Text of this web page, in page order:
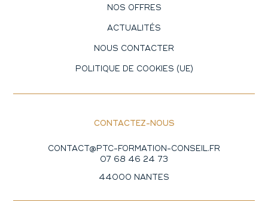
NOS OFFRES
ACTUALITÉS
NOUS CONTACTER
POLITIQUE DE COOKIES (UE)
CONTACTEZ-NOUS
CONTACT@PTC-FORMATION-CONSEIL.FR
07 68 46 24 73
44000 NANTES